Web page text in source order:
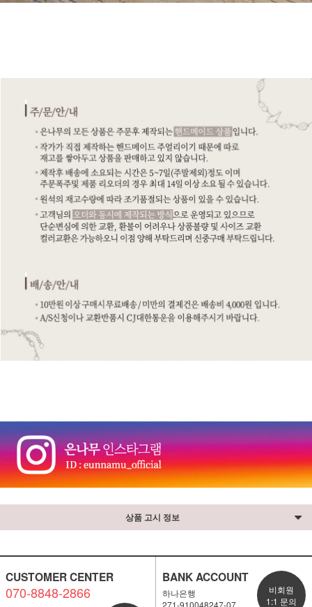
상품 고시 정보
CUSTOMER CENTER
070-8848-2866
BANK ACCOUNT
하나은행
비회원
1:1 문의